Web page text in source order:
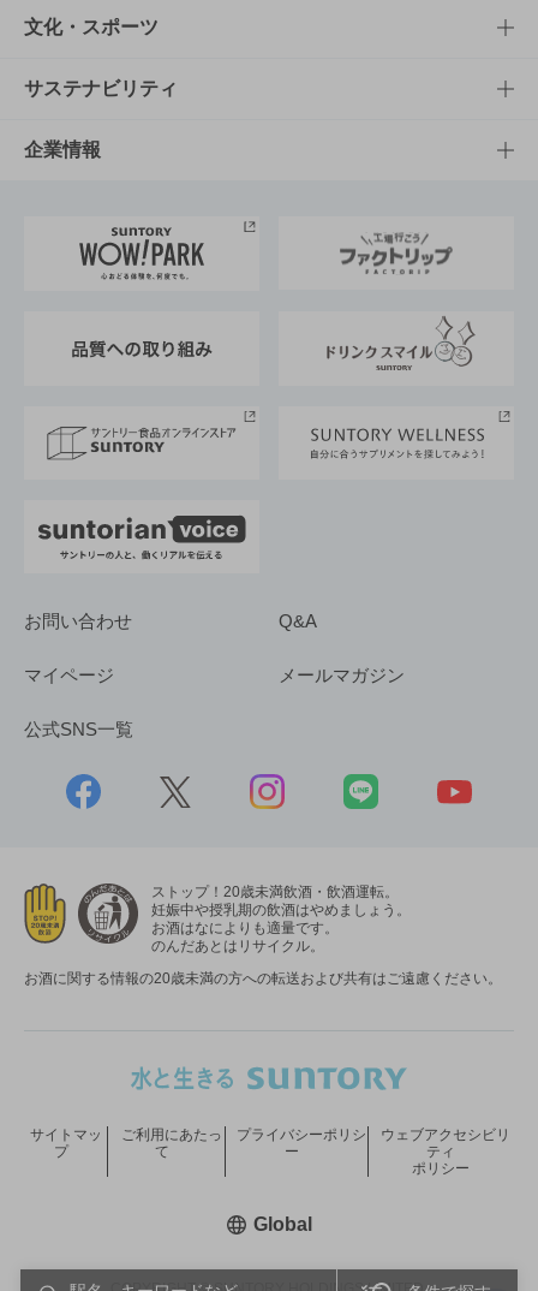
商品一覧
商品発売情報
栄養成分一覧
知る・楽しむTOP
キャンペーン
工場見学
地域情報
文化・スポーツ
文化・スポーツTOP
サントリーホール
サントリーサンバーズ大阪
サステナビリティ
サステナビリティTOP
サントリーが考えるサステナビリティ経営
企業情報
企業概要
採用情報
お問い合わせ Q&A
マイページ メールマガジン
公式SNS一覧
ストップ！20歳未満飲酒・飲酒運転。
妊娠中や授乳期の飲酒はやめましょう。
お酒はなによりも適量です。
のんだあとはリサイクル。
お酒に関する情報の20歳未満の方への転送および共有はご遠慮ください。
サイトマッ
プ
ご利用にあたっ
て
プライバシーポリシ
ー
ウェブアクセシビリ
ティ
ポリシー
Global新しいウィンドウで開く